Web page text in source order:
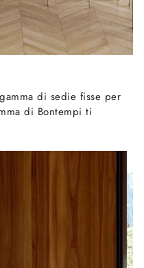
di sedie fisse per
di Bontempi ti